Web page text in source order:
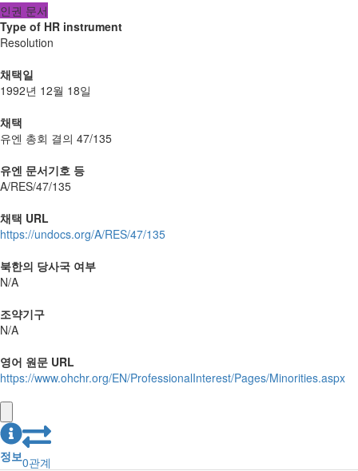
인권 문서
Type of HR instrument
Resolution
채택일
1992년 12월 18일
채택
유엔 총회 결의 47/135
유엔 문서기호 등
A/RES/47/135
채택 URL
https://undocs.org/A/RES/47/135
북한의 당사국 여부
N/A
조약기구
N/A
영어 원문 URL
https://www.ohchr.org/EN/ProfessionalInterest/Pages/Minorities.aspx
정보0관계